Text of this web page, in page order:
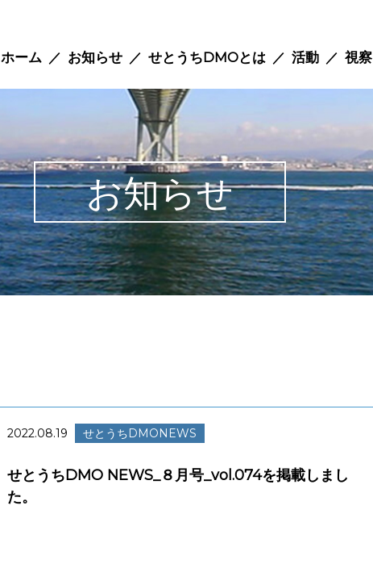
ホーム お知らせ せとうちDMOとは 活動 視察
お知らせ
2022.08.19 せとうちDMONEWS
せとうちDMO NEWS_８月号_vol.074を掲載しまし
た。